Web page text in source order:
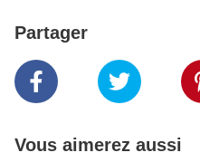
Partager
Vous aimerez aussi